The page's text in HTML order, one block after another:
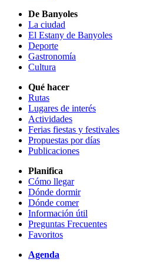
De Banyoles
La ciudad
El Estany de Banyoles
Deporte
Gastronomía
Cultura
Qué hacer
Rutas
Lugares de interés
Actividades
Ferias fiestas y festivales
Propuestas por días
Publicaciones
Planifica
Cómo llegar
Dónde dormir
Dónde comer
Información útil
Preguntas Frecuentes
Favoritos
Agenda